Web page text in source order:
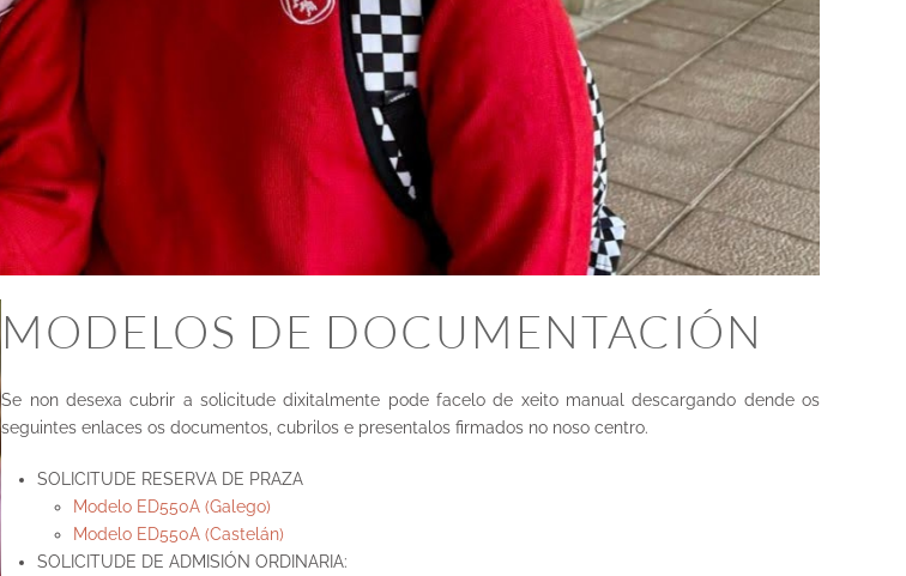
MODELOS DE DOCUMENTACIÓN
Se non desexa cubrir a solicitude dixitalmente pode facelo de xeito manual descargando dende os
seguintes enlaces os documentos, cubrilos e presentalos firmados no noso centro.
SOLICITUDE RESERVA DE PRAZA
Modelo ED550A (Galego)
Modelo ED550A (Castelán)
SOLICITUDE DE ADMISIÓN ORDINARIA: